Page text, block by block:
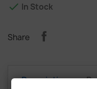
 In Stock
Share
Description